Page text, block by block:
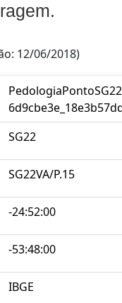
12/06/2018)
SG22
SG22VA/P.15
-24:52:00
-53:48:00
IBGE